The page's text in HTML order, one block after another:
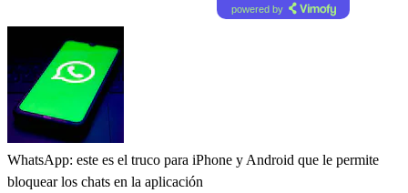
powered by
WhatsApp: este es el truco para iPhone y Android que le permite
bloquear los chats en la aplicación